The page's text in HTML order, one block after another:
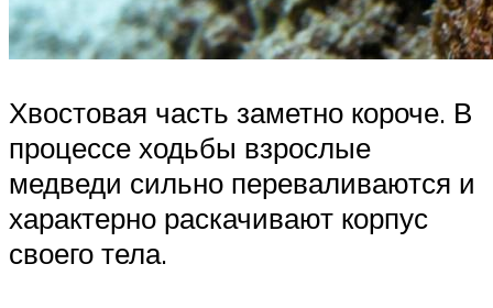
Хвостовая часть заметно короче. В
процессе ходьбы взрослые
медведи сильно переваливаются и
характерно раскачивают корпус
своего тела.